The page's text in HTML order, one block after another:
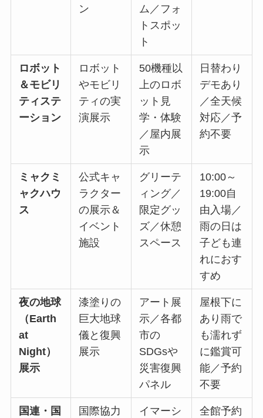
ン
ム／フォ
トスポッ
ト
ロボット
＆モビリ
ティステ
ーション
ロボット
やモビリ
ティの実
演展示
50機種以
上のロボ
ット見
学・体験
／屋内展
示
日替わり
デモあり
／全天候
対応／予
約不要
ミャクミ
ャクハウ
ス
公式キャ
ラクター
の展示＆
イベント
施設
グリーテ
ィング／
限定グッ
ズ／休憩
スペース
10:00～
19:00自
由入場／
雨の日は
子ども連
れにおす
すめ
夜の地球
（Earth
at
Night）
展示
漆塗りの
巨大地球
儀と復興
展示
アート展
示／各都
市の
SDGsや
災害復興
パネル
屋根下に
あり雨で
も濡れず
に鑑賞可
能／予約
不要
国連・国
国際協力
イマーシ
全館予約